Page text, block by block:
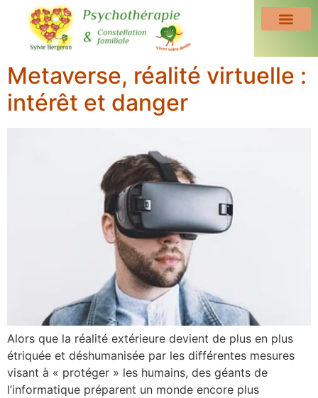
Metaverse, réalité virtuelle :
intérêt et danger
Alors que la réalité extérieure devient de plus en plus
étriquée et déshumanisée par les différentes mesures
visant à « protéger » les humains, des géants de
l’informatique préparent un monde encore plus